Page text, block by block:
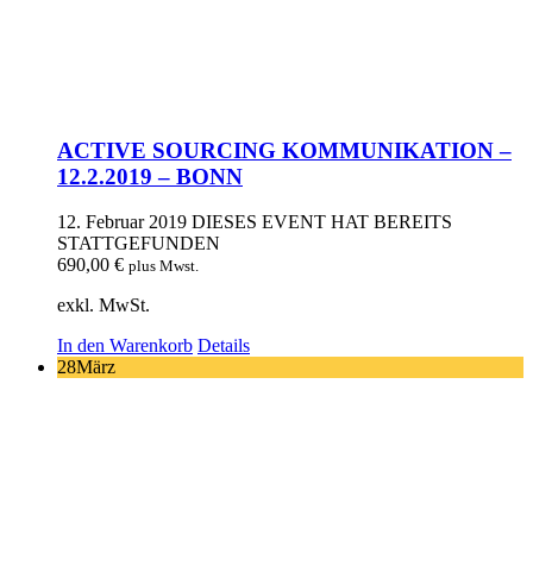
ACTIVE SOURCING KOMMUNIKATION –
12.2.2019 – BONN
12. Februar 2019 DIESES EVENT HAT BEREITS
STATTGEFUNDEN
690,00 € plus Mwst.
exkl. MwSt.
In den Warenkorb Details
28März